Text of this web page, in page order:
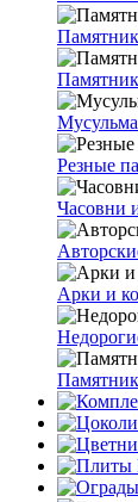
Резные
Часовни
Арки и